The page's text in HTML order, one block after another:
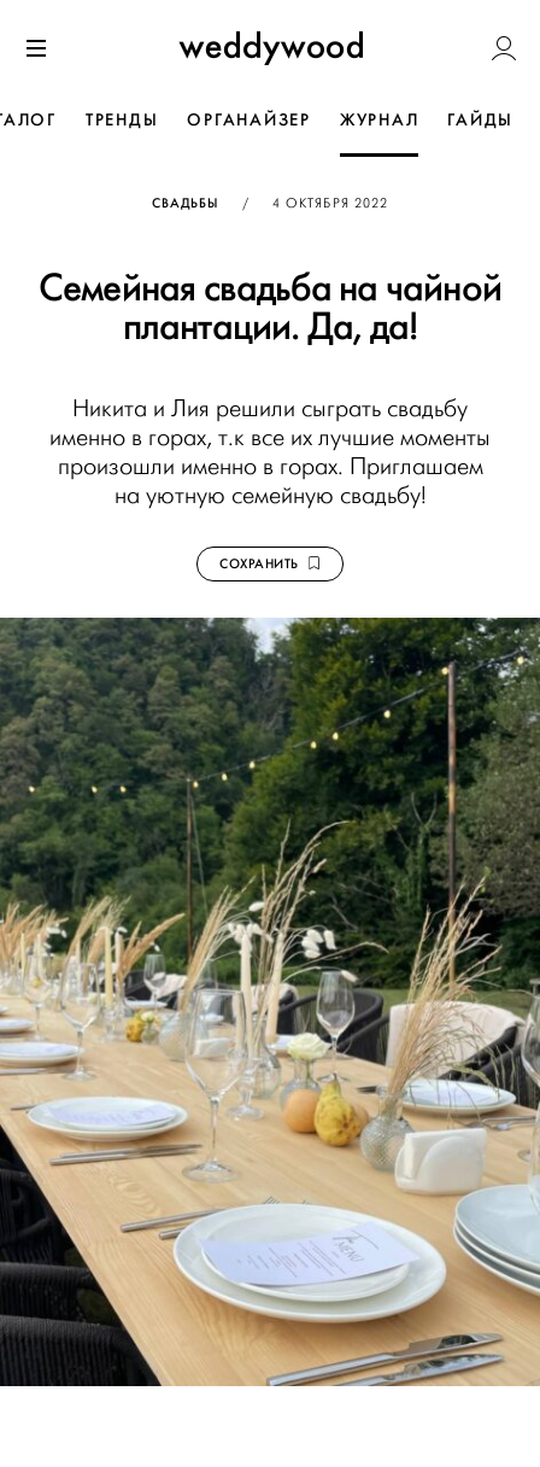
к содержанию
Weddywood
ТРЕНДЫ ОРГАНАЙЗЕР ЖУРНАЛ ГАЙДЫ
СВАДЬБЫ / ОПУБЛИКОВАНО
4 ОКТЯБРЯ 2022
Семейная свадьба на чайной
плантации. Да, да!
Никита и Лия решили сыграть свадьбу
именно в горах, т.к все их лучшие моменты
произошли именно в горах. Приглашаем
на уютную семейную свадьбу!
СОХРАНИТЬ